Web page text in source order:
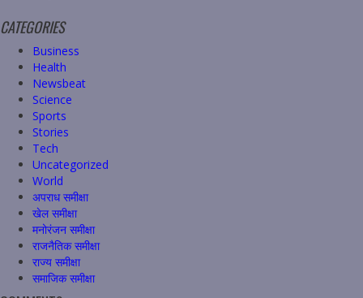
CATEGORIES
Business
Health
Newsbeat
Science
Sports
Stories
Tech
Uncategorized
World
अपराध समीक्षा
खेल समीक्षा
मनोरंजन समीक्षा
राजनैतिक समीक्षा
राज्य समीक्षा
समाजिक समीक्षा